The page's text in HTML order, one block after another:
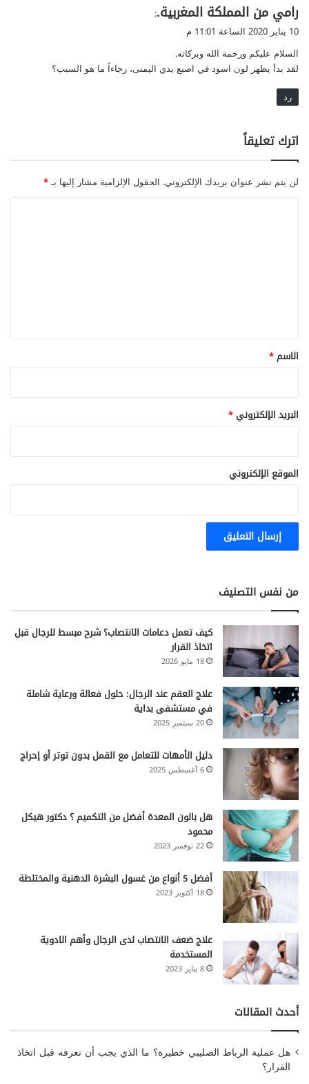
ي
ق
ل
رامي من المملكة المغربية.:
10 يناير 2020 الساعة 11:01 م
السلام عليكم ورحمة الله وبركاته.
لقد بدأ يظهر لون اسود في اصبع يدي اليمنى، رجاءاً ما هو السبب؟
رد
اترك تعليقاً
لن يتم نشر عنوان بريدك الإلكتروني. الحقول الإلزامية مشار إليها بـ*
*
الاسم*
البريد الإلكتروني*
الموقع الإلكتروني
من نفس التصنيف
كيف تعمل دعامات الانتصاب؟ شرح مبسط للرجال قبل
اتخاذ القرار
18 مايو 2026
علاج العقم عند الرجال: حلول فعالة ورعاية شاملة
في مستشفى بداية
20 سبتمبر 2025
دليل الأمهات للتعامل مع القمل بدون توتر أو إحراج
6 أغسطس 2025
هل بالون المعدة أفضل من التكميم ؟ دكتور هيكل
محمود
22 نوفمبر 2023
أفضل 5 أنواع من غسول البشرة الدهنية والمختلطة
18 أكتوبر 2023
علاج ضعف الانتصاب لدى الرجال وأهم الادوية
المستخدمة
8 يناير 2023
أحدث المقالات
هل عملية الرباط الصليبي خطيرة؟ ما الذي يجب أن تعرفه قبل اتخاذ
القرار؟